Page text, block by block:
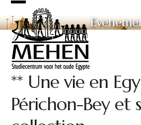
Skip
to
content
Open
mobile
menu
Close
mobile
menu
** Une vie en
Périchon-Bey et